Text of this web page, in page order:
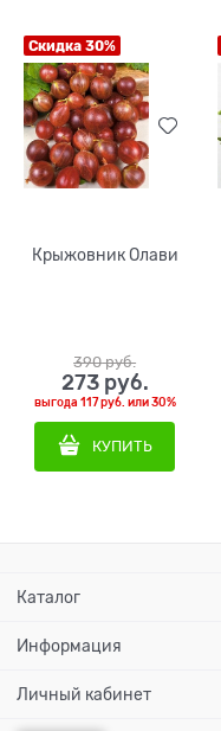
Скидка 30%
Крыжовник Олави
390 руб.
273 руб.
выгода 117 руб. или30%
КУПИТЬ
Каталог
Информация
Личный кабинет